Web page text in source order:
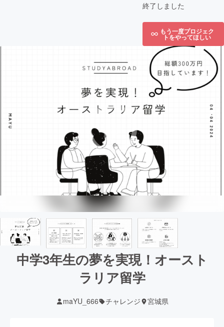
終了しました
もう一度プロジェク
トをやってほしい
中学3年生の夢を実現！オースト
ラリア留学
maYU_666 チャレンジ 宮城県